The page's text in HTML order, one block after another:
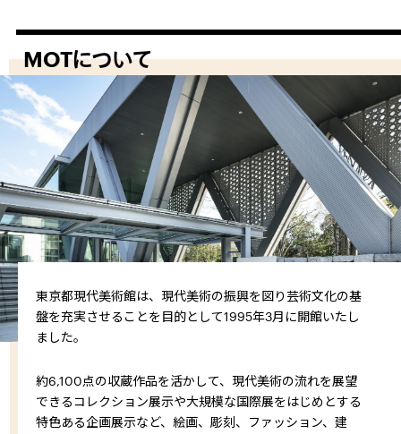
MOTについて
東京都現代美術館は、現代美術の振興を図り芸術文化の基
盤を充実させることを目的として1995年3月に開館いたし
ました。
約6,100点の収蔵作品を活かして、現代美術の流れを展望
できるコレクション展示や大規模な国際展をはじめとする
特色ある企画展示など、絵画、彫刻、ファッション、建